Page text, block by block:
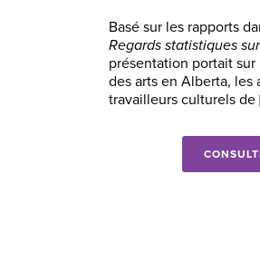
Basé sur les rapports
Regards statistiques
présentation portait
des arts en Alberta, les
travailleurs culturels de